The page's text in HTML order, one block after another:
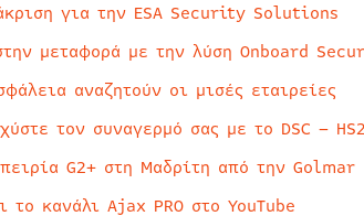
για την ESA Security Solutions
μεταφορά με την λύση Onboard
αναζητούν οι μισές εταιρείες
τον συναγερμό σας με το DSC –
G2+ στη Μαδρίτη από την Golmar
κανάλι Ajax PRO στο YouTube